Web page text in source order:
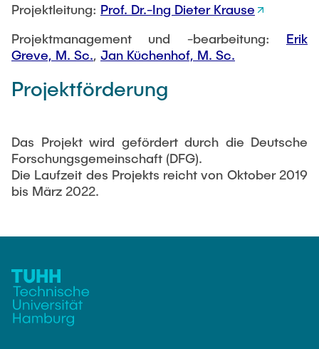
Projektleitung: Prof. Dr.-Ing Dieter Krause
Projektmanagement und -bearbeitung: Erik
Greve, M. Sc., Jan Küchenhof, M. Sc.
Projektförderung
Das Projekt wird gefördert durch die Deutsche
Forschungsgemeinschaft (DFG).
Die Laufzeit des Projekts reicht von Oktober 2019
bis März 2022.